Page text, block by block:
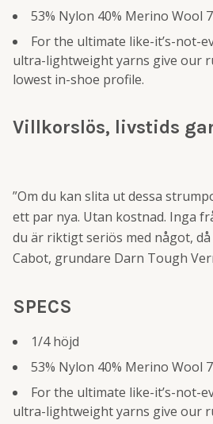
53% Nylon 40% Merino Wool
For the ultimate like-it’s-not-
ultra-lightweight yarns give our
lowest in-shoe profile.
Villkorslös, livstids
”Om du kan slita ut dessa
ett par nya. Utan kostnad. Inga
du är riktigt seriös med något, då
Cabot, grundare Darn Tough
SPECS
1/4 höjd
53% Nylon 40% Merino Wool
For the ultimate like-it’s-not-
ultra-lightweight yarns give our